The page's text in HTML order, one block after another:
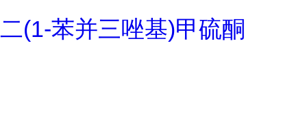
二(1-苯并三唑基)甲硫酮